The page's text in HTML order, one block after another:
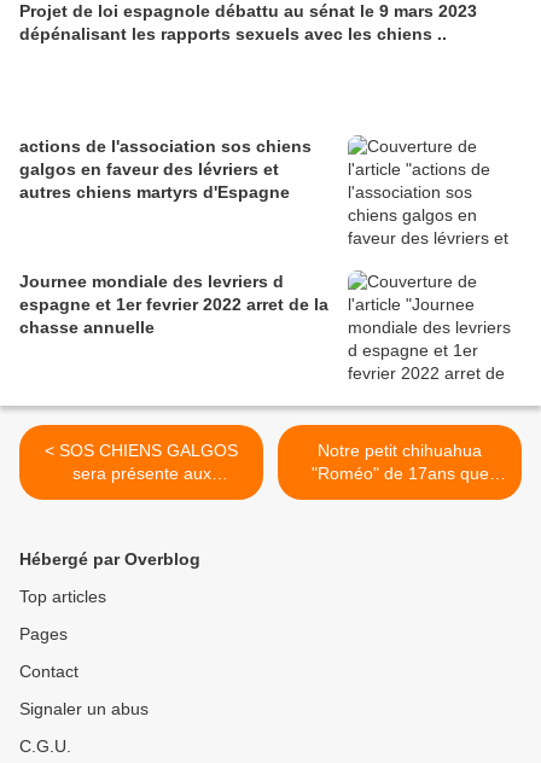
Projet de loi espagnole débattu au sénat le 9 mars 2023
dépénalisant les rapports sexuels avec les chiens ..
actions de l'association sos chiens
galgos en faveur des lévriers et
autres chiens martyrs d'Espagne
Journee mondiale des levriers d
espagne et 1er fevrier 2022 arret de la
chasse annuelle
< SOS CHIENS GALGOS
sera présente aux
médiévales d'Argences les
Notre petit chihuahua
"Roméo" de 17ans que
nous avons gardé chez
Hébergé par Overblog
Top articles
Pages
Contact
Signaler un abus
C.G.U.